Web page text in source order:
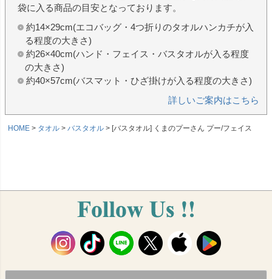
袋に入る商品の目安となっております。
約14×29cm(エコバッグ・4つ折りのタオルハンカチが入
る程度の大きさ)
約26×40cm(ハンド・フェイス・バスタオルが入る程度
の大きさ)
約40×57cm(バスマット・ひざ掛けが入る程度の大きさ)
詳しいご案内はこちら
HOME タオル バスタオル [バスタオル] くまのプーさん プー/フェイス